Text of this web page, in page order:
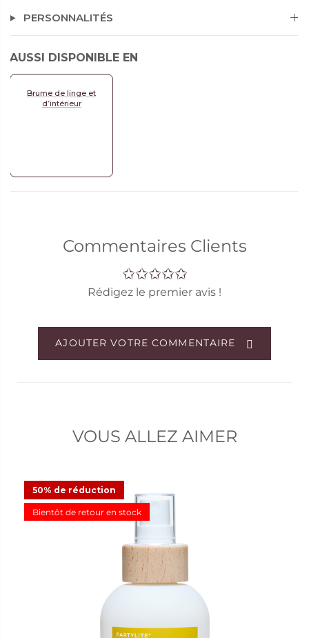
PERSONNALITÉS
AUSSI DISPONIBLE EN
Brume de linge et
d’intérieur
Commentaires Clients
Rédigez le premier avis !
AJOUTER VOTRE COMMENTAIRE
VOUS ALLEZ AIMER
50% de réduction
Bientôt de retour en stock